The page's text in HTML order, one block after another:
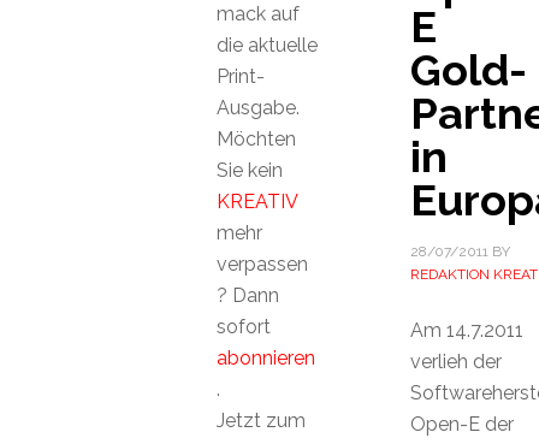
E
Gold-
in
28/07/2011BY
REDAKTION
Am 14.7.2011
verlieh der
Open-E der
mack auf
die aktuelle
Print-
Ausgabe.
Möchten
Sie kein
KREATIV
mehr
verpassen
? Dann
sofort
abonnieren
.
Jetzt zum